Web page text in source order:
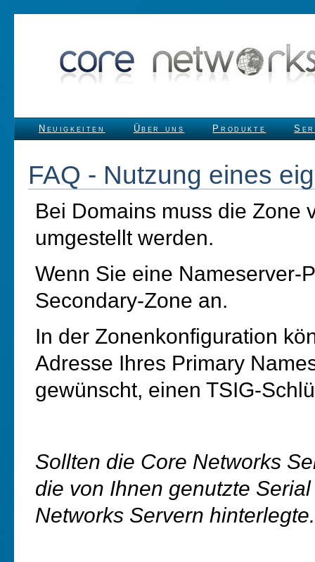
Neuigkeiten Über uns Produkte
FAQ - Nutzung eines
Bei Domains muss die Zone
umgestellt werden.
Wenn Sie eine Nameserver-
Secondary-Zone an.
In der Zonenkonfiguration
Adresse Ihres Primary
gewünscht, einen TSIG-
Sollten die Core Networks
die von Ihnen genutzte
Networks Servern hinterlegte.